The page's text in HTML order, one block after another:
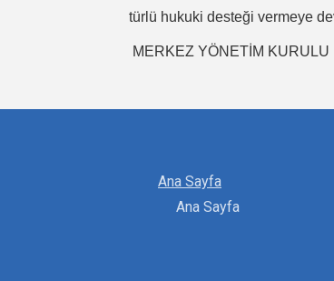
türlü hukuki desteği vermeye
MERKEZ YÖNETİM KURULU
Ana Sayfa
Ana Sayfa